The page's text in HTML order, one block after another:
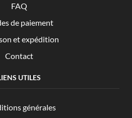
FAQ
de paiement
et expédition
Contact
UTILES
générales